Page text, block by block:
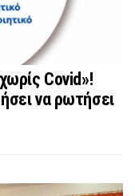
Covid»!
να ρωτήσει